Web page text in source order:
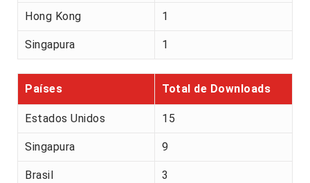
Hong Kong 1
Singapura 1
Países Total de Downloads
Estados Unidos 15
Singapura 9
Brasil 3